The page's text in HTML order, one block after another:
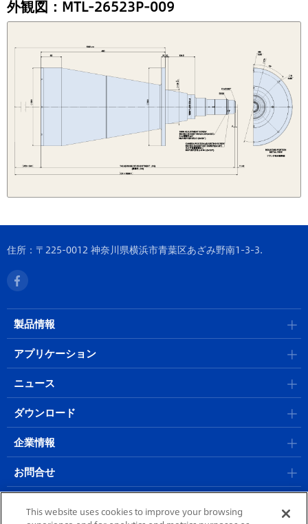
外観図：MTL-26523P-009
住所：〒225-0012 神奈川県横浜市青葉区あざみ野南1-3-3.
製品情報
アプリケーション
ニュース
ダウンロード
企業情報
お問合せ
This website uses cookies to improve your browsing